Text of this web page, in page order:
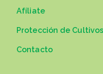
Afíliate
Protección de Cultivos
Contacto